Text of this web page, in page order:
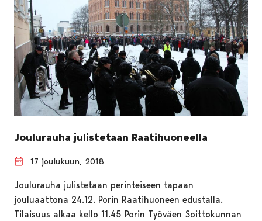
Joulurauha julistetaan Raatihuoneella
17 joulukuun, 2018
Joulurauha julistetaan perinteiseen tapaan
jouluaattona 24.12. Porin Raatihuoneen edustalla.
Tilaisuus alkaa kello 11.45 Porin Työväen Soittokunnan